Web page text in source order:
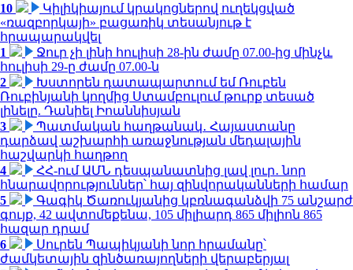
10
Կիլիկիայում կրակոցներով ուղեկցված
«ռազբորկայի» բացառիկ տեսանյութ է
հրապարակվել
1
Ջուր չի լինի հուլիսի 28-ին ժամը 07.00-ից մինչև
հուլիսի 29-ը ժամը 07.00-ն
2
Խստորեն դատապարտում եմ Ռուբեն
Ռուբինյանի կողմից Ստամբուլում թուրք տեսած
լինելը. Դանիել Իոաննիսյան
3
Պատմական հաղթանակ․ Հայաստանը
դարձավ աշխարհի առաջնության մեդալային
հաշվարկի հաղթող
4
ՀՀ-ում ԱՄՆ դեսպանատնից լավ լուր․ նոր
հնարավորություններ՝ հայ զինվորականների համար
5
Գագիկ Ծառուկյանից կբռնագանձվի 75 անշարժ
գույք, 42 ավտոմեքենա, 105 միլիարդ 865 միլիոն 865
հազար դրամ
6
Սուրեն Պապիկյանի նոր հրամանը՝
ժամկետային զինծառայողների վերաբերյալ